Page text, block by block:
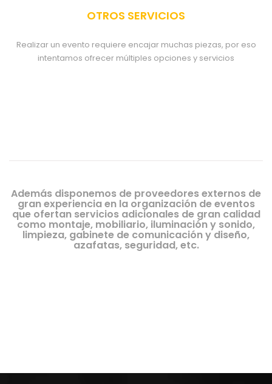
OTROS SERVICIOS
Realizar un evento requiere encajar muchas piezas, por eso
intentamos ofrecer múltiples opciones y servicios
Además disponemos de proveedores externos de
gran experiencia en la organización de eventos
que ofertan servicios adicionales de gran calidad
como montaje, mobiliario, iluminación y sonido,
limpieza, gabinete de comunicación y diseño,
azafatas, seguridad, etc.